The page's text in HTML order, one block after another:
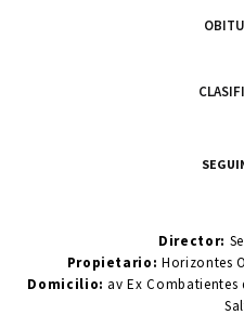
Director:
Propietario:Horizontes
Domicilio: av Ex Combatientes